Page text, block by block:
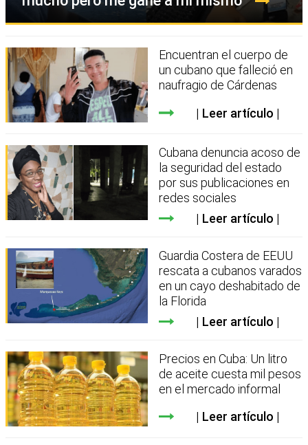
Encuentran el cuerpo de
un cubano que falleció en
naufragio de Cárdenas
Leer artículo
Cubana denuncia acoso de
la seguridad del estado
por sus publicaciones en
redes sociales
Leer artículo
Guardia Costera de EEUU
rescata a cubanos varados
en un cayo deshabitado de
la Florida
Leer artículo
Precios en Cuba: Un litro
de aceite cuesta mil pesos
en el mercado informal
Leer artículo